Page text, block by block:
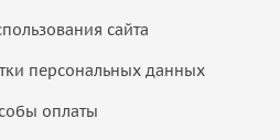
сайта
персональных данных
оплаты